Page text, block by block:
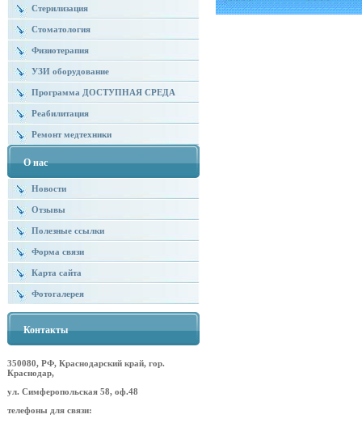
Стерилизация
Стоматология
Физиотерапия
УЗИ оборудование
Программа ДОСТУПНАЯ СРЕДА
Реабилитация
Ремонт медтехники
О нас
Новости
Отзывы
Полезные ссылки
Форма связи
Карта сайта
Фотогалерея
Контакты
350080, РФ, Краснодарский край, гор.
Краснодар,
ул. Симферопольская 58, оф.48
телефоны для связи: